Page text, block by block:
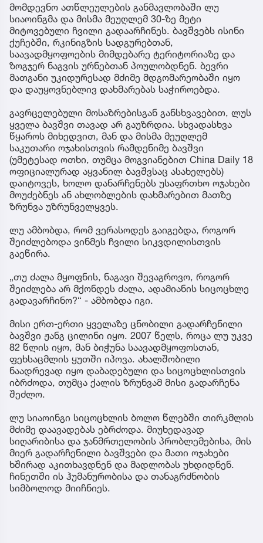
მომდევნო ათწლეულების განმავლობაში ლუ
სიაოინგმა და მისმა მეუღლემ 30-ზე მეტი
მიტოვებული ჩვილი გადაარჩინეს. ბავშვებს ისინი
ქუჩებში, რკინიგზის სადგურებთან,
საავადმყოფოების მიმდებარე ტერიტორიაზე და
ზოგჯერ ნაგვის ურნებთან პოულობდნენ. ბევრი
მათგანი უკიდურესად მძიმე მდგომარეობაში იყო
და დაუყოვნებლივ დახმარებას საჭიროებდა.
გავრცელებული მოსაზრებისგან განსხვავებით, ლუს
ყველა ბავშვი თავად არ გაუზრდია. სხვადასხვა
წყაროს მიხედვით, მან და მისმა მეუღლემ
საკუთარი ოჯახისთვის რამდენიმე ბავშვი
(უმეტესად ოთხი, თუმცა მოგვიანებით China Daily 18
ოფიციალურად აყვანილ ბავშვსაც ასახელებს)
დაიტოვეს, ხოლო დანარჩენებს უსაფრთხო ოჯახები
მოუძებნეს ან ახლობლების დახმარებით მათზე
ზრუნვა უზრუნველყვეს.
ლუ ამბობდა, რომ ვერასოდეს გაიგებდა, როგორ
შეიძლებოდა ვინმეს ჩვილი სიკვდილისთვის
გაეწირა.
„თუ ძალა მყოფნის, ნაგავი შევაგროვო, როგორ
შეიძლება არ მქონდეს ძალა, ადამიანის სიცოცხლე
გადავარჩინო?“ - ამბობდა იგი.
მისი ერთ-ერთი ყველაზე ცნობილი გადარჩენილი
ბავშვი ჟანგ ცილინი იყო. 2007 წელს, როცა ლუ უკვე
82 წლის იყო, მან ბიჭუნა საავადმყოფოსთან,
ფეხსაცმლის ყუთში იპოვა. ახალშობილი
ნაადრევად იყო დაბადებული და სიცოცხლისთვის
იბრძოდა, თუმცა ქალის ზრუნვამ მისი გადარჩენა
შეძლო.
ლუ სიაოინგი სიცოცხლის ბოლო წლებში თირკმლის
მძიმე დაავადებას ებრძოდა. მიუხედავად
სიღარიბისა და ჯანმრთელობის პრობლემებისა, მის
მიერ გადარჩენილი ბავშვები და მათი ოჯახები
ხშირად აკითხავდნენ და მადლობას უხდიდნენ.
ჩინეთში ის ჰუმანურობისა და თანაგრძნობის
სიმბოლოდ მიიჩნიეს.